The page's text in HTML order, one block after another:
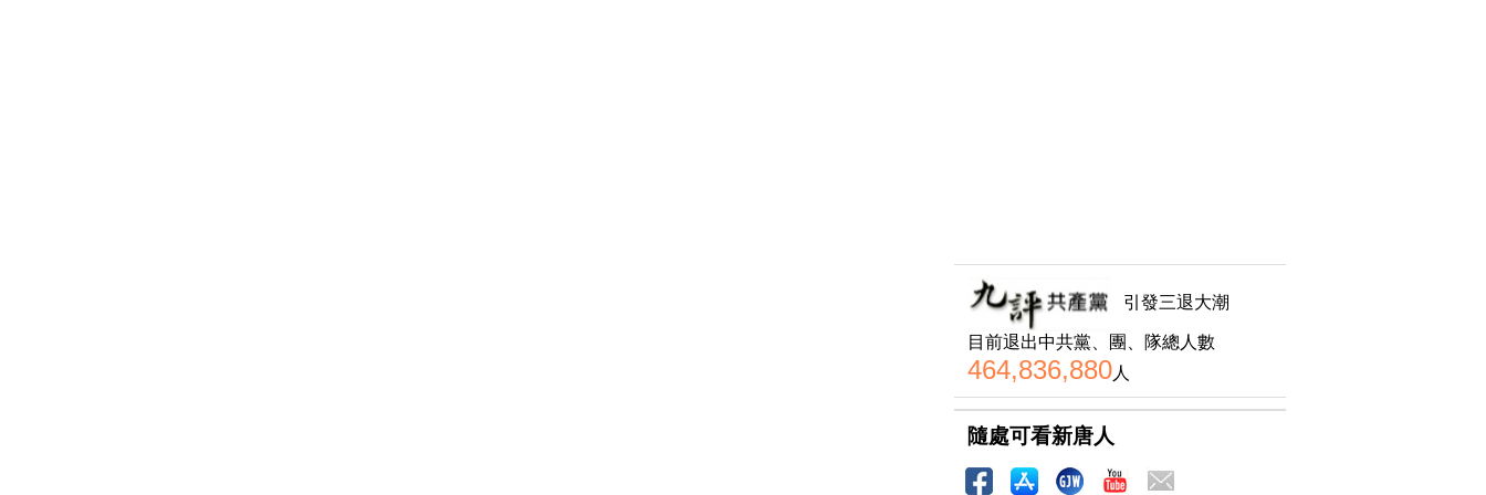
引發三退大潮
目前退出中共黨、團、隊總人數
464,836,880人
隨處可看新唐人